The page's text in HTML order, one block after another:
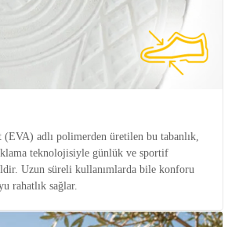
adlı polimerden üretilen bu tabanlık,
teknolojisiyle günlük ve sportif
Uzun süreli kullanımlarda bile konforu
rahatlık sağlar.